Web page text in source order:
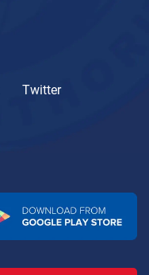
Twitter